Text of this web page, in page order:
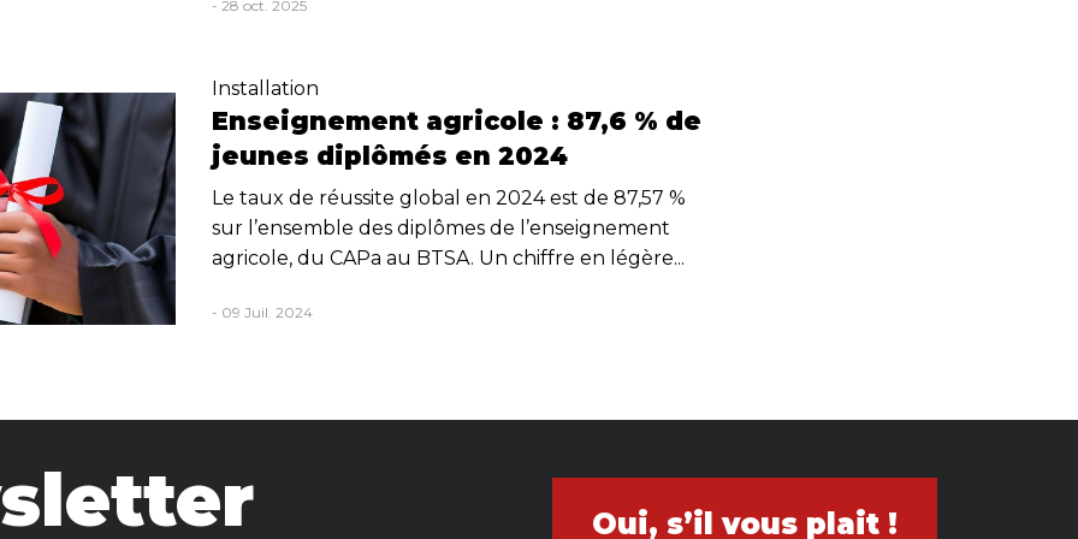
- 28 oct. 2025
Installation
Enseignement agricole : 87,6 % de
jeunes diplômés en 2024
Le taux de réussite global en 2024 est de 87,57 %
sur l’ensemble des diplômes de l’enseignement
agricole, du CAPa au BTSA. Un chiffre en légère...
- 09 Juil. 2024
Oui, s’il vous plait !